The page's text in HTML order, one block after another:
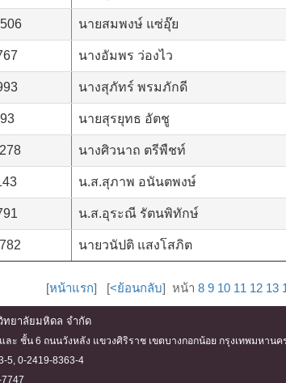
นายสมพงษ์ แซ่อุ๊ย
นางอัมพร ว่องไว
นางสุภัทร์ พรมภักดี
นายสุรยุทธ อัตชู
นางศิวนาถ ตรีพืชท์
น.ส.สุภาพ อนันตพงษ์
น.ส.อุระณี รัตนพิทักษ์
นายวนัปติ แสงโสภิต
[หน้าแรก] [<ย้อนกลับ] หน้า 8 9 10 11 12 13
ยาลัยมหิดล จำกัด
ละ ชั้น 6 ถนนวังหลัง แขวงศิริราช เขตบางกอกน้อย กรุงเทพมหานค
5, 0-2419-8363-4